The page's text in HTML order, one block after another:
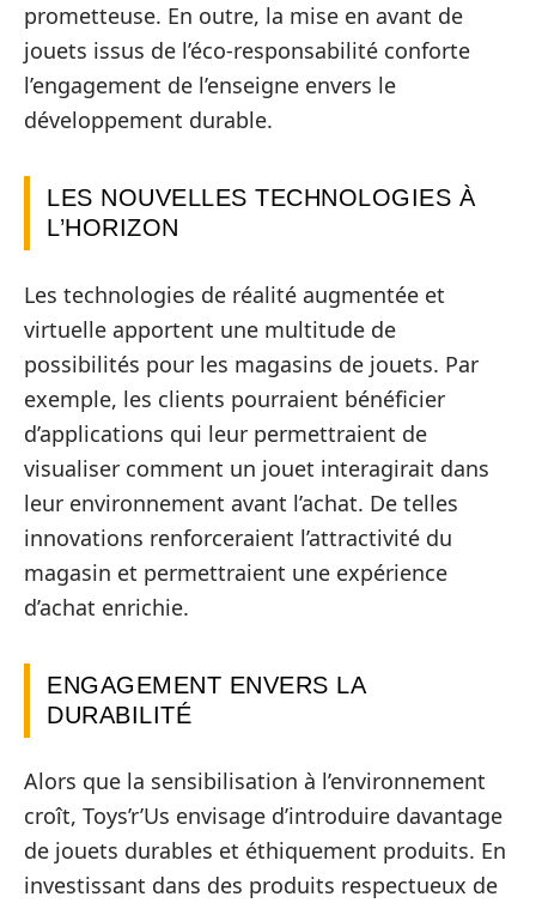
prometteuse. En outre, la mise en avant de
jouets issus de l’éco-responsabilité conforte
l’engagement de l’enseigne envers le
développement durable.
LES NOUVELLES TECHNOLOGIES À
L’HORIZON
Les technologies de réalité augmentée et
virtuelle apportent une multitude de
possibilités pour les magasins de jouets. Par
exemple, les clients pourraient bénéficier
d’applications qui leur permettraient de
visualiser comment un jouet interagirait dans
leur environnement avant l’achat. De telles
innovations renforceraient l’attractivité du
magasin et permettraient une expérience
d’achat enrichie.
ENGAGEMENT ENVERS LA
DURABILITÉ
Alors que la sensibilisation à l’environnement
croît, Toys’r’Us envisage d’introduire davantage
de jouets durables et éthiquement produits. En
investissant dans des produits respectueux de